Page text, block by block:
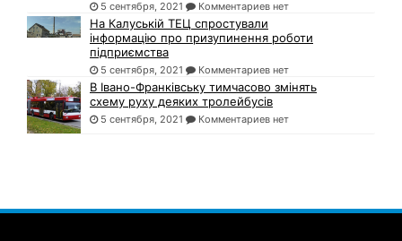
5 сентября, 2021 Комментариев нет
На Калуській ТЕЦ спростували
інформацію про призупинення роботи
підприємства
5 сентября, 2021 Комментариев нет
В Івано-Франківську тимчасово змінять
схему руху деяких тролейбусів
5 сентября, 2021 Комментариев нет